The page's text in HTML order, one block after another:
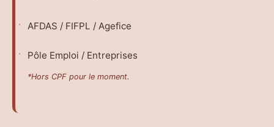
AFDAS / FIFPL / Agefice
Pôle Emploi / Entreprises
*Hors CPF pour le moment.